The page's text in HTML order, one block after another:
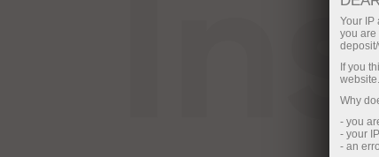
Your IP
you are
If you
Why
- you
- your
- an